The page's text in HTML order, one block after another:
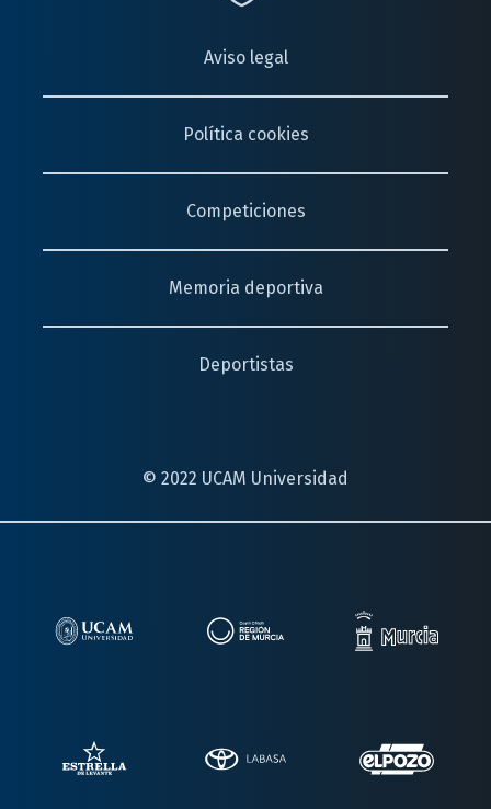
Aviso legal
Política cookies
Competiciones
Memoria deportiva
Deportistas
© 2022 UCAM Universidad